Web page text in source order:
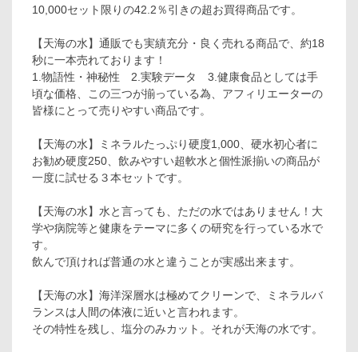
10,000セット限りの42.2％引きの超お買得商品です。
【天海の水】通販でも実績充分・良く売れる商品で、約18
秒に一本売れております！
1.物語性・神秘性 2.実験データ 3.健康食品としては手
頃な価格、この三つが揃っている為、アフィリエーターの
皆様にとって売りやすい商品です。
【天海の水】ミネラルたっぷり硬度1,000、硬水初心者に
お勧め硬度250、飲みやすい超軟水と個性派揃いの商品が
一度に試せる３本セットです。
【天海の水】水と言っても、ただの水ではありません！大
学や病院等と健康をテーマに多くの研究を行っている水で
す。
飲んで頂ければ普通の水と違うことが実感出来ます。
【天海の水】海洋深層水は極めてクリーンで、ミネラルバ
ランスは人間の体液に近いと言われます。
その特性を残し、塩分のみカット。それが天海の水です。